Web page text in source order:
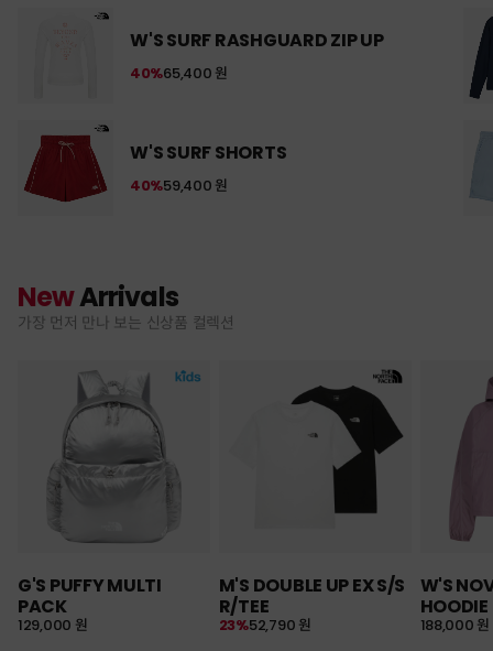
W'S SURF RASHGUARD ZIP UP
65,400 원
40%
W'S SURF SHORTS
59,400 원
40%
NewArrivals
가장 먼저 만나 보는 신상품 컬렉션
G'S PUFFY MULTI
PACK
129,000 원
M'S DOUBLE UP EX S/S
R/TEE
52,790 원
23%
W'S
HOODIE
188,000 원